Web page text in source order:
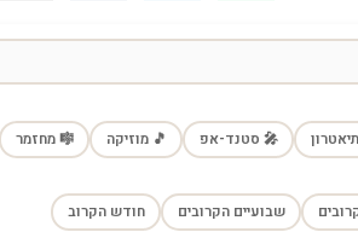
🎤 סטנד-אפ 🎵 מוזיקה 🎼 מחזמר
שבועיים הקרובים חודש הקרוב